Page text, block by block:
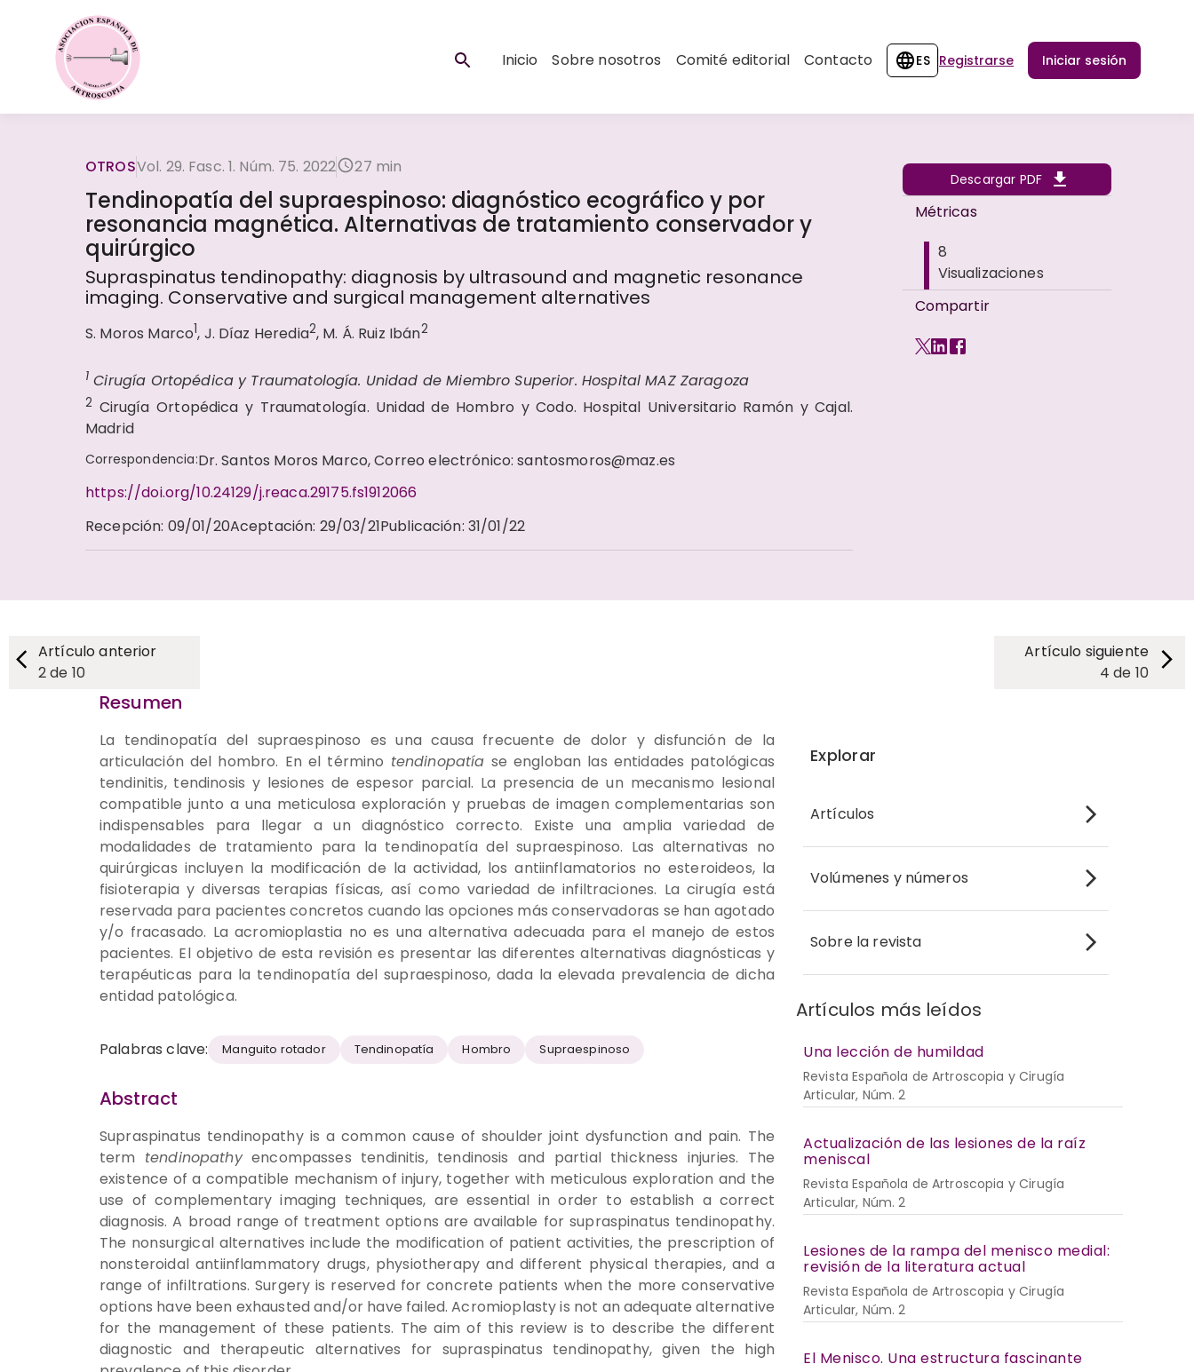
Inicio Sobre nosotros Comité editorial Contacto ES Registrarse Iniciar sesión
OTROSVol. 29. Fasc. 1. Núm. 75. 2022 27 min
Tendinopatía del supraespinoso: diagnóstico ecográfico y por
resonancia magnética. Alternativas de tratamiento conservador y
quirúrgico
Supraspinatus tendinopathy: diagnosis by ultrasound and magnetic resonance
imaging. Conservative and surgical management alternatives
S. Moros Marco1, J. Díaz Heredia2, M. Á. Ruiz Ibán2
1 Cirugía Ortopédica y Traumatología. Unidad de Miembro Superior. Hospital MAZ Zaragoza
2 Cirugía Ortopédica y Traumatología. Unidad de Hombro y Codo. Hospital Universitario Ramón y Cajal.
Madrid
Correspondencia:Dr. Santos Moros Marco, Correo electrónico: santosmoros@maz.es
https://doi.org/10.24129/j.reaca.29175.fs1912066
Recepción: 09/01/20Aceptación: 29/03/21Publicación: 31/01/22
Descargar PDF
Métricas
8
Visualizaciones
Compartir
Artículo anterior
2de 10
Artículo siguiente
4 de 10
Resumen
La tendinopatía del supraespinoso es una causa frecuente de dolor y disfunción de la
articulación del hombro. En el término tendinopatía se engloban las entidades patológicas
tendinitis, tendinosis y lesiones de espesor parcial. La presencia de un mecanismo lesional
compatible junto a una meticulosa exploración y pruebas de imagen complementarias son
indispensables para llegar a un diagnóstico correcto. Existe una amplia variedad de
modalidades de tratamiento para la tendinopatía del supraespinoso. Las alternativas no
quirúrgicas incluyen la modificación de la actividad, los antiinflamatorios no esteroideos, la
fisioterapia y diversas terapias físicas, así como variedad de infiltraciones. La cirugía está
reservada para pacientes concretos cuando las opciones más conservadoras se han agotado
y/o fracasado. La acromioplastia no es una alternativa adecuada para el manejo de estos
pacientes. El objetivo de esta revisión es presentar las diferentes alternativas diagnósticas y
terapéuticas para la tendinopatía del supraespinoso, dada la elevada prevalencia de dicha
entidad patológica.
Palabras clave: Manguito rotador Tendinopatía Hombro Supraespinoso
Abstract
Supraspinatus tendinopathy is a common cause of shoulder joint dysfunction and pain. The
term tendinopathyencompasses tendinitis, tendinosis and partial thickness injuries. The
existence of a compatible mechanism of injury, together with meticulous exploration and the
use of complementary imaging techniques, are essential in order to establish a correct
diagnosis. A broad range of treatment options are available for supraspinatus tendinopathy.
The nonsurgical alternatives include the modification of patient activities, the prescription of
nonsteroidal antiinflammatory drugs, physiotherapy and different physical therapies, and a
range of infiltrations. Surgery is reserved for concrete patients when the more conservative
options have been exhausted and/or have failed. Acromioplasty is not an adequate alternative
for the management of these patients. The aim of this review is to describe the different
diagnostic and therapeutic alternatives for supraspinatus tendinopathy, given the high
Explorar
Artículos
Volúmenes y números
Sobre la revista
Artículos más leídos
Una lección de humildad
Revista Española de Artroscopia y Cirugía
Articular, Núm. 2
Actualización de las lesiones de la raíz
meniscal
Revista Española de Artroscopia y Cirugía
Articular, Núm. 2
Lesiones de la rampa del menisco medial:
revisión de la literatura actual
Revista Española de Artroscopia y Cirugía
Articular, Núm. 2
El Menisco. Una estructura fascinante